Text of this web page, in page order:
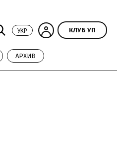
УКР КЛУБ УП
АРХИВ